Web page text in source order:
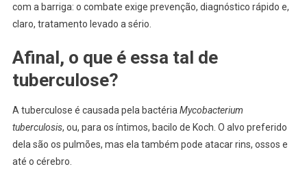
com a barriga: o combate exige prevenção, diagnóstico rápido e,
claro, tratamento levado a sério.
Afinal, o que é essa tal de
tuberculose?
A tuberculose é causada pela bactéria Mycobacterium
tuberculosis, ou, para os íntimos, bacilo de Koch. O alvo preferido
dela são os pulmões, mas ela também pode atacar rins, ossos e
até o cérebro.